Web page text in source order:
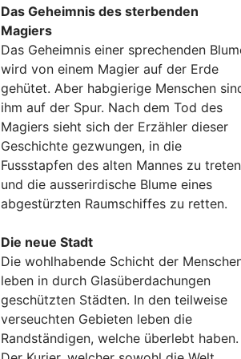
Das Geheimnis des sterbenden
Magiers
Das Geheimnis einer sprechenden
wird von einem Magier auf der Erde
gehütet. Aber habgierige Menschen
ihm auf der Spur. Nach dem Tod des
Magiers sieht sich der Erzähler dieser
Geschichte gezwungen, in die
Fussstapfen des alten Mannes zu treten
und die ausserirdische Blume eines
abgestürzten Raumschiffes zu retten.
Die neue Stadt
Die wohlhabende Schicht der
leben in durch Glasüberdachungen
geschützten Städten. In den teilweise
verseuchten Gebieten leben die
Randständigen, welche überlebt haben.